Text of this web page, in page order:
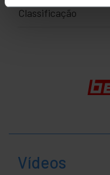
Classificação
Vídeos